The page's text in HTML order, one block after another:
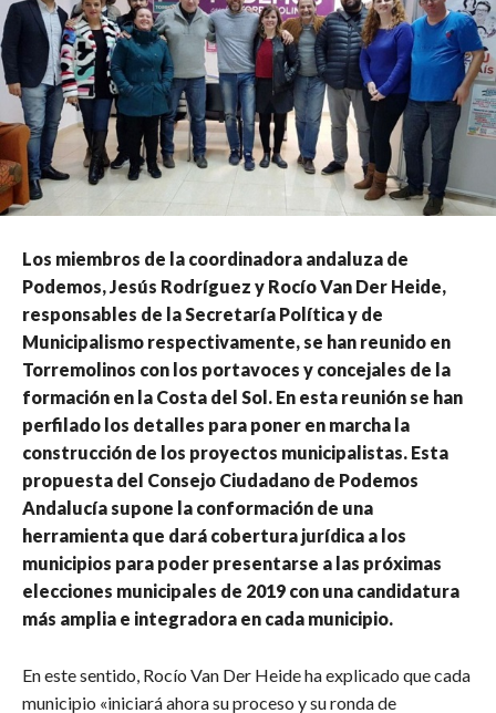
Los miembros de la coordinadora andaluza de
Podemos, Jesús Rodríguez y Rocío Van Der Heide,
responsables de la Secretaría Política y de
Municipalismo respectivamente, se han reunido en
Torremolinos con los portavoces y concejales de la
formación en la Costa del Sol. En esta reunión se han
perfilado los detalles para poner en marcha la
construcción de los proyectos municipalistas. Esta
propuesta del Consejo Ciudadano de Podemos
Andalucía supone la conformación de una
herramienta que dará cobertura jurídica a los
municipios para poder presentarse a las próximas
elecciones municipales de 2019 con una candidatura
más amplia e integradora en cada municipio.
En este sentido, Rocío Van Der Heide ha explicado que cada
municipio «iniciará ahora su proceso y su ronda de